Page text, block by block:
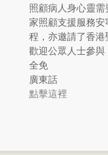
照顧病人身心靈
家照顧支援服務
程，亦邀請了香港
歡迎公眾人士參與
全免
廣東話
點擊這裡